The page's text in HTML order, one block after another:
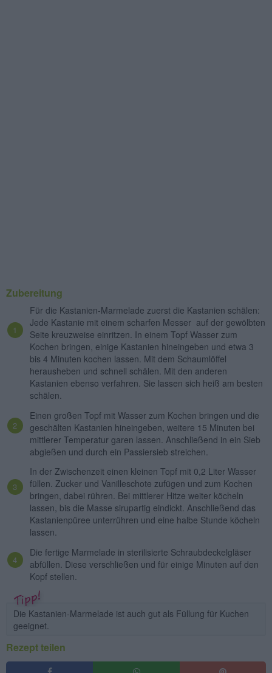
Zubereitung
Für die Kastanien-Marmelade zuerst die Kastanien schälen:
Jede Kastanie mit einem scharfen Messer auf der gewölbten
Seite kreuzweise einritzen. In einem Topf Wasser zum
Kochen bringen, einige Kastanien hineingeben und etwa 3
bis 4 Minuten kochen lassen. Mit dem Schaumlöffel
herausheben und schnell schälen. Mit den anderen
Kastanien ebenso verfahren. Sie lassen sich heiß am besten
schälen.
Einen großen Topf mit Wasser zum Kochen bringen und die
geschälten Kastanien hineingeben, weitere 15 Minuten bei
mittlerer Temperatur garen lassen. Anschließend in ein Sieb
abgießen und durch ein Passiersieb streichen.
In der Zwischenzeit einen kleinen Topf mit 0,2 Liter Wasser
füllen. Zucker und Vanilleschote zufügen und zum Kochen
bringen, dabei rühren. Bei mittlerer Hitze weiter köcheln
lassen, bis die Masse sirupartig eindickt. Anschließend das
Kastanienpüree unterrühren und eine halbe Stunde köcheln
lassen.
Die fertige Marmelade in sterilisierte Schraubdeckelgläser
abfüllen. Diese verschließen und für einige Minuten auf den
Kopf stellen.
Die Kastanien-Marmelade ist auch gut als Füllung für Kuchen
geeignet.
Rezept teilen